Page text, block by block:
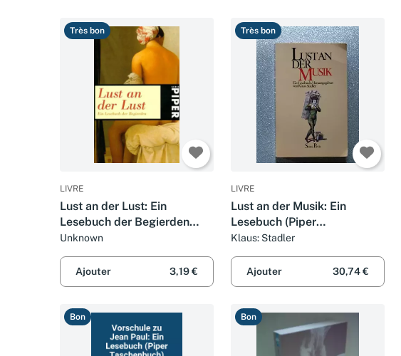
Très bon
LIVRE
Lust an der Lust: Ein
Lesebuch der Begierden
(Piper Taschenbuch)
Unknown
Ajouter 3,19 €
Très bon
LIVRE
Lust an der Musik: Ein
Lesebuch (Piper
Taschenbuch)
Klaus: Stadler
Ajouter 30,74 €
Bon Bon